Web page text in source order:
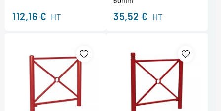
112,16 € HT 35,52 € HT